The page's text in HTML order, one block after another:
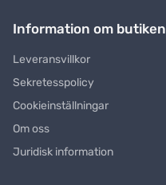
Information om butiken
Leveransvillkor
Sekretesspolicy
Cookieinställningar
Om oss
Juridisk information